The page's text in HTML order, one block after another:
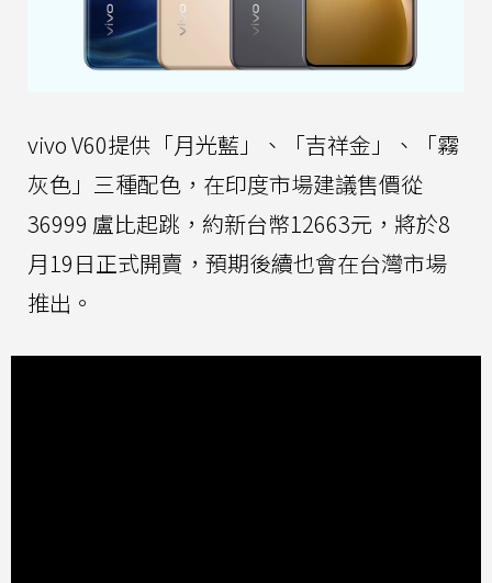
vivo V60提供「月光藍」、「吉祥金」、「霧
灰色」三種配色，在印度市場建議售價從
36999 盧比起跳，約新台幣12663元，將於8
月19日正式開賣，預期後續也會在台灣市場
推出。